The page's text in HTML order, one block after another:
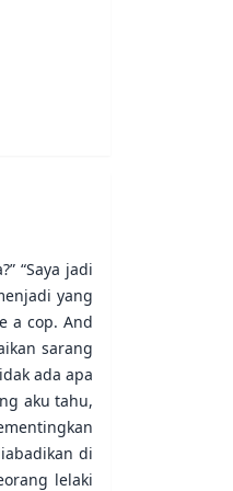
“Saya jadi
yang
a cop. And
sarang
ada apa
aku tahu,
di
lelaki